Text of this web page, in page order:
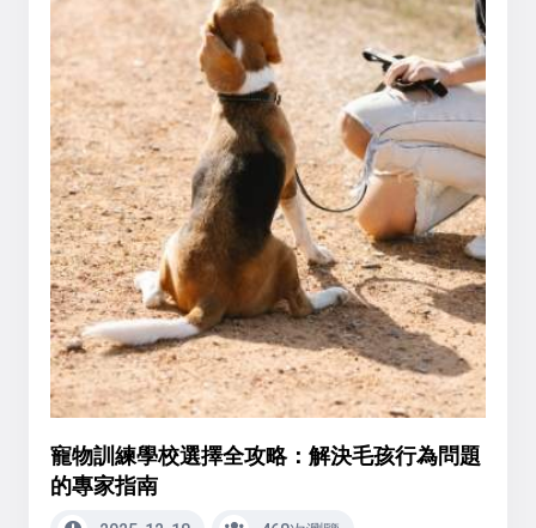
寵物訓練學校選擇全攻略：解決毛孩行為問題
的專家指南